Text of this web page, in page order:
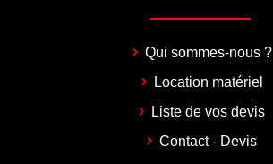
Qui sommes-nous ?
Location matériel
Liste de vos devis
Contact - Devis